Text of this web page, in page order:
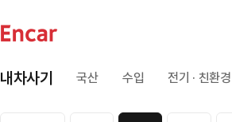
내차사기 국산 수입 전기 · 친환경